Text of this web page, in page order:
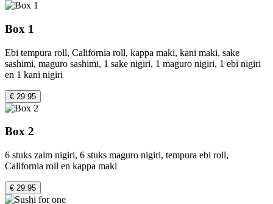
Box 1
Ebi tempura roll, California roll, kappa maki, kani maki, sake
sashimi, maguro sashimi, 1 sake nigiri, 1 maguro nigiri, 1 ebi nigiri
en 1 kani nigiri
€ 29.95
Box 2
6 stuks zalm nigiri, 6 stuks maguro nigiri, tempura ebi roll,
California roll en kappa maki
€ 29.95